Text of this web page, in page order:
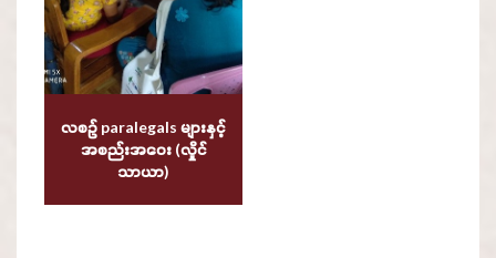
လစဥ် paralegals များနှင့်
အစည်းအဝေး (လှိုင်
သာယာ)